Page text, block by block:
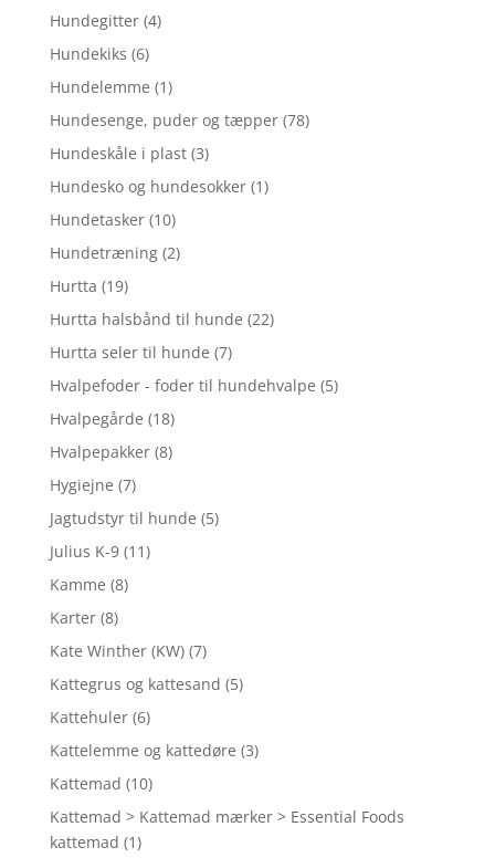
Hundegitter (4)
Hundekiks (6)
Hundelemme (1)
Hundesenge, puder og tæpper (78)
Hundeskåle i plast (3)
Hundesko og hundesokker (1)
Hundetasker (10)
Hundetræning (2)
Hurtta (19)
Hurtta halsbånd til hunde (22)
Hurtta seler til hunde (7)
Hvalpefoder - foder til hundehvalpe (5)
Hvalpegårde (18)
Hvalpepakker (8)
Hygiejne (7)
Jagtudstyr til hunde (5)
Julius K-9 (11)
Kamme (8)
Karter (8)
Kate Winther (KW) (7)
Kattegrus og kattesand (5)
Kattehuler (6)
Kattelemme og kattedøre (3)
Kattemad (10)
Kattemad > Kattemad mærker > Essential Foods
kattemad (1)